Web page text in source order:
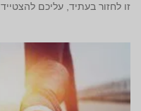
זו לחזור בעתיד, עליכם להצטייד